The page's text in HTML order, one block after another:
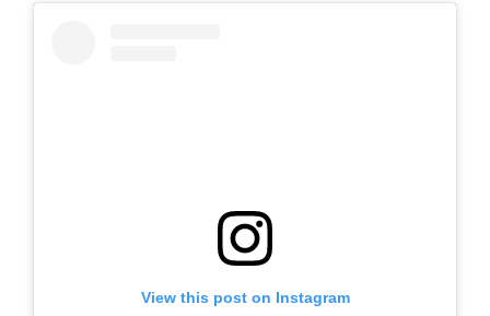
View this post on Instagram